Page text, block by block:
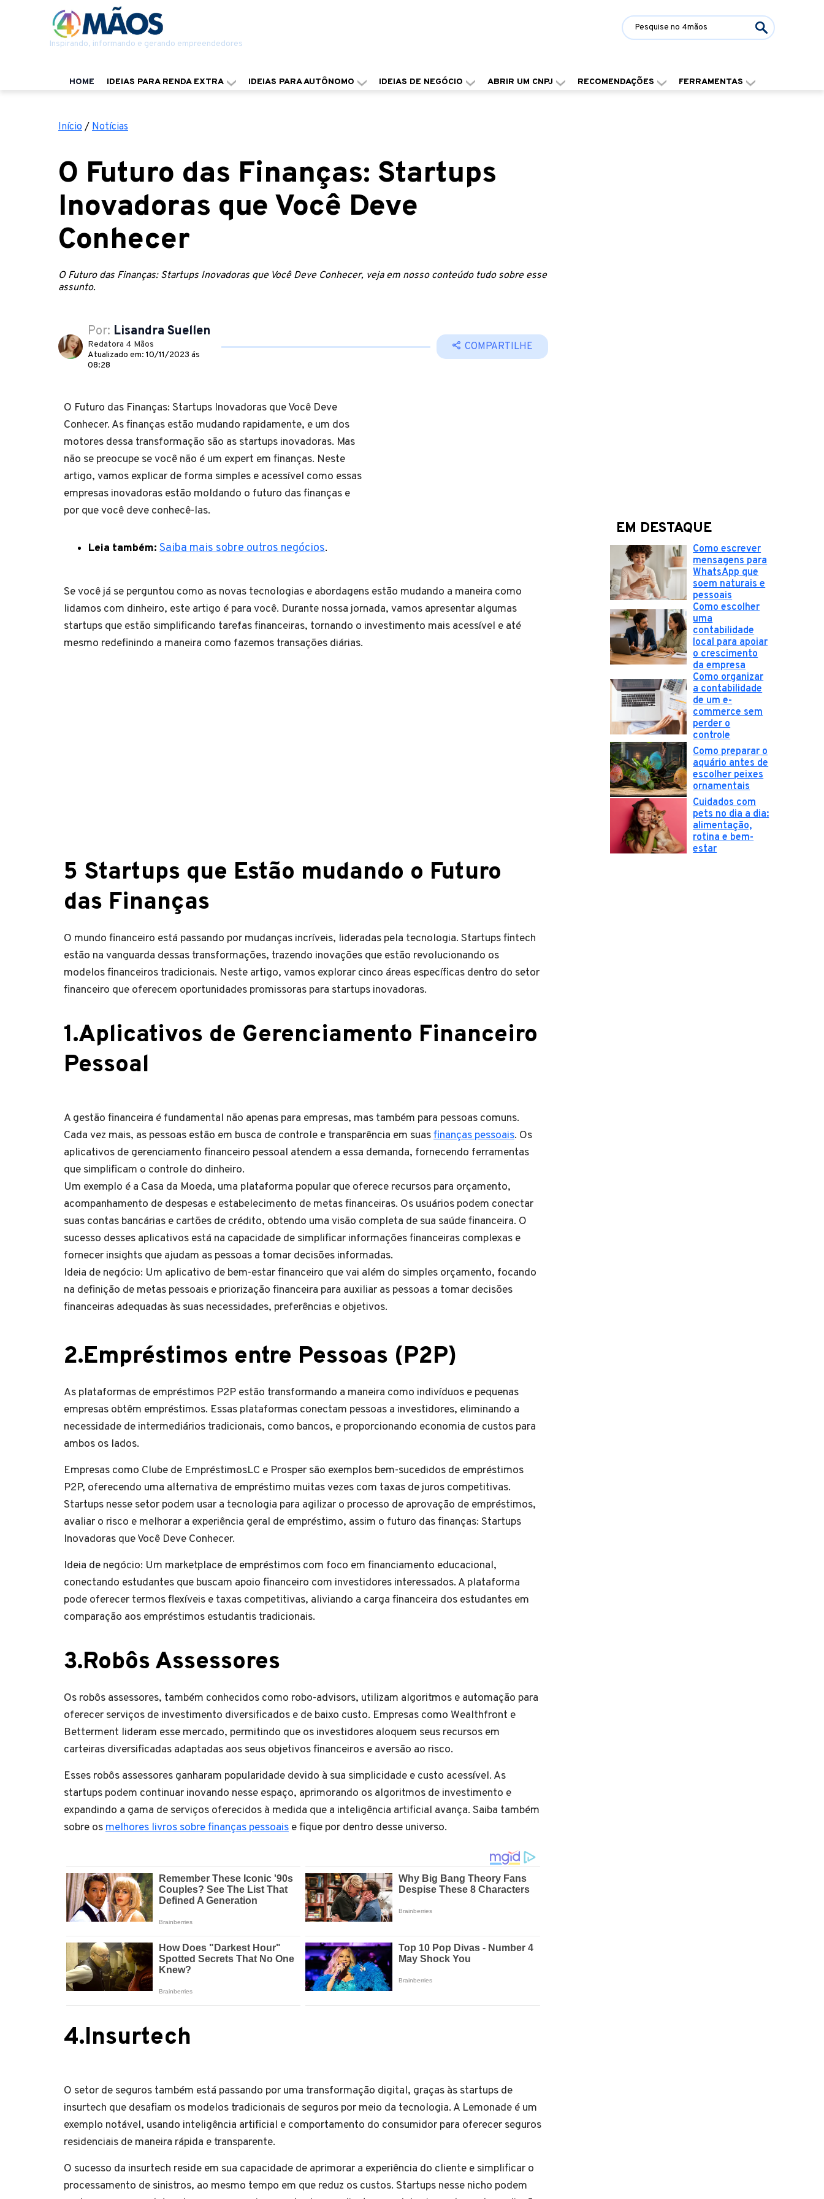
Inspirando, informando e gerando empreendedores
HOME IDEIAS PARA RENDA EXTRA IDEIAS PARA AUTÔNOMO IDEIAS DE NEGÓCIO ABRIR UM CNPJ RECOMENDAÇÕES FERRAMENTAS
Início / Notícias
O Futuro das Finanças: Startups
Inovadoras que Você Deve
Conhecer
O Futuro das Finanças: Startups Inovadoras que Você Deve Conhecer, veja em nosso conteúdo tudo sobre esse
assunto.
Por: Lisandra Suellen
Redatora 4 Mãos
Atualizado em: 10/11/2023 ás
08:28
COMPARTILHE
O Futuro das Finanças: Startups Inovadoras que Você Deve
Conhecer. As finanças estão mudando rapidamente, e um dos
motores dessa transformação são as startups inovadoras. Mas
não se preocupe se você não é um expert em finanças. Neste
artigo, vamos explicar de forma simples e acessível como essas
empresas inovadoras estão moldando o futuro das finanças e
por que você deve conhecê-las.
Leia também: Saiba mais sobre outros negócios.
Se você já se perguntou como as novas tecnologias e abordagens estão mudando a maneira como
lidamos com dinheiro, este artigo é para você. Durante nossa jornada, vamos apresentar algumas
startups que estão simplificando tarefas financeiras, tornando o investimento mais acessível e até
mesmo redefinindo a maneira como fazemos transações diárias.
5 Startups que Estão mudando o Futuro
das Finanças
O mundo financeiro está passando por mudanças incríveis, lideradas pela tecnologia. Startups fintech
estão na vanguarda dessas transformações, trazendo inovações que estão revolucionando os
modelos financeiros tradicionais. Neste artigo, vamos explorar cinco áreas específicas dentro do setor
financeiro que oferecem oportunidades promissoras para startups inovadoras.
1.Aplicativos de Gerenciamento Financeiro
Pessoal
A gestão financeira é fundamental não apenas para empresas, mas também para pessoas comuns.
Cada vez mais, as pessoas estão em busca de controle e transparência em suasfinanças pessoais. Os
aplicativos de gerenciamento financeiro pessoal atendem a essa demanda, fornecendo ferramentas
que simplificam o controle do dinheiro.
Um exemplo é a Casa da Moeda, uma plataforma popular que oferece recursos para orçamento,
acompanhamento de despesas e estabelecimento de metas financeiras. Os usuários podem conectar
suas contas bancárias e cartões de crédito, obtendo uma visão completa de sua saúde financeira. O
sucesso desses aplicativos está na capacidade de simplificar informações financeiras complexas e
fornecer insights que ajudam as pessoas a tomar decisões informadas.
Ideia de negócio: Um aplicativo de bem-estar financeiro que vai além do simples orçamento, focando
na definição de metas pessoais e priorização financeira para auxiliar as pessoas a tomar decisões
financeiras adequadas às suas necessidades, preferências e objetivos.
2.Empréstimos entre Pessoas (P2P)
As plataformas de empréstimos P2P estão transformando a maneira como indivíduos e pequenas
empresas obtêm empréstimos. Essas plataformas conectam pessoas a investidores, eliminando a
necessidade de intermediários tradicionais, como bancos, e proporcionando economia de custos para
ambos os lados.
Empresas como Clube de EmpréstimosLC e Prosper são exemplos bem-sucedidos de empréstimos
P2P, oferecendo uma alternativa de empréstimo muitas vezes com taxas de juros competitivas.
Startups nesse setor podem usar a tecnologia para agilizar o processo de aprovação de empréstimos,
avaliar o risco e melhorar a experiência geral de empréstimo, assim o futuro das finanças: Startups
Inovadoras que Você Deve Conhecer.
Ideia de negócio: Um marketplace de empréstimos com foco em financiamento educacional,
conectando estudantes que buscam apoio financeiro com investidores interessados. A plataforma
pode oferecer termos flexíveis e taxas competitivas, aliviando a carga financeira dos estudantes em
comparação aos empréstimos estudantis tradicionais.
3.Robôs Assessores
Os robôs assessores, também conhecidos como robo-advisors, utilizam algoritmos e automação para
oferecer serviços de investimento diversificados e de baixo custo. Empresas como Wealthfront e
Betterment lideram esse mercado, permitindo que os investidores aloquem seus recursos em
carteiras diversificadas adaptadas aos seus objetivos financeiros e aversão ao risco.
Esses robôs assessores ganharam popularidade devido à sua simplicidade e custo acessível. As
startups podem continuar inovando nesse espaço, aprimorando os algoritmos de investimento e
expandindo a gama de serviços oferecidos à medida que a inteligência artificial avança. Saiba também
sobre os melhores livros sobre finanças pessoais e fique por dentro desse universo.
4.Insurtech
O setor de seguros também está passando por uma transformação digital, graças às startups de
insurtech que desafiam os modelos tradicionais de seguros por meio da tecnologia. A Lemonade é um
exemplo notável, usando inteligência artificial e comportamento do consumidor para oferecer seguros
residenciais de maneira rápida e transparente.
O sucesso da insurtech reside em sua capacidade de aprimorar a experiência do cliente e simplificar o
processamento de sinistros, ao mesmo tempo em que reduz os custos. Startups nesse nicho podem
EM DESTAQUE
Como escrever
mensagens para
WhatsApp que
soem naturais e
pessoais
Como escolher
uma
contabilidade
local para apoiar
o crescimento
da empresa
Como organizar
a contabilidade
de um e-
commerce sem
perder o
controle
Como preparar o
aquário antes de
escolher peixes
ornamentais
Cuidados com
pets no dia a dia:
alimentação,
rotina e bem-
estar